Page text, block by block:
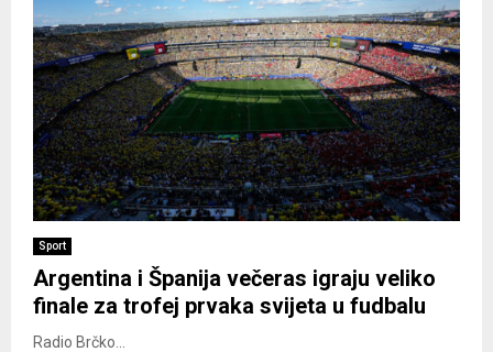
Sport
Argentina i Španija večeras igraju veliko
finale za trofej prvaka svijeta u fudbalu
Radio Brčko...